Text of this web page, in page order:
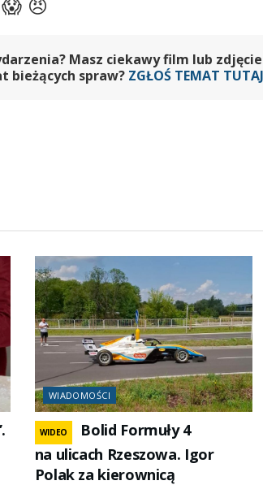
Masz ciekawy film lub
bieżących spraw? ZGŁOŚ TEMAT TUTAJ
WIADOMOŚCI
WIDEO
Bolid Formuły 4
na ulicach Rzeszowa. Igor
Polak za kierownicą